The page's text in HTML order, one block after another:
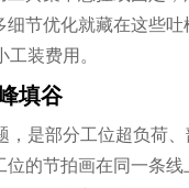
细节优化就藏在这些
装费用。
填谷
，是部分工位超负荷
位的节拍画在同一条